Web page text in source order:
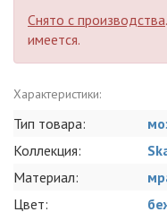
Снято с производства
имеется.
Характеристики:
Тип товара:
Коллекция:
Материал:
Цвет: